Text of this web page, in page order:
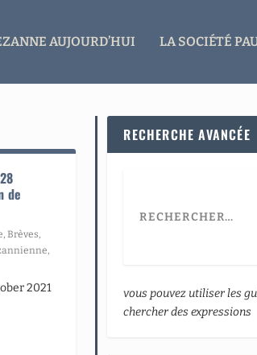
AUJOURD’HUI LA SOCIÉTÉ
de
,Brèves,
,
2021
RECHERCHE AVANCÉE
vous pouvez utiliser les
chercher des expressions